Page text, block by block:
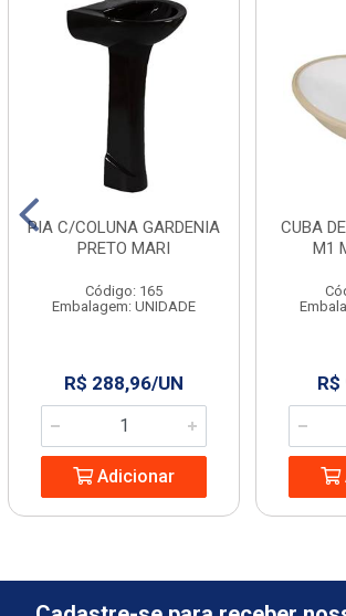
PIA C/COLUNA GARDENIA
PRETO MARI
Código: 165
Embalagem: UNIDADE
R$ 288,96/UN
Adicionar
CUBA
M1
R$